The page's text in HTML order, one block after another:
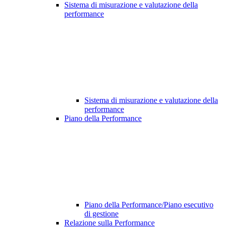
Sistema di misurazione e valutazione della
performance
Sistema di misurazione e valutazione della
performance
Piano della Performance
Piano della Performance/Piano esecutivo
di gestione
Relazione sulla Performance